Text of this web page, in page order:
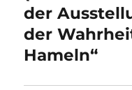
der
der
Hameln“